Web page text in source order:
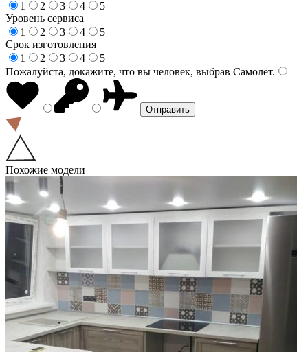
1
2 3 4
5
Уровень сервиса
1
2 3 4
5
Срок изготовления
1
2 3 4
5
Пожалуйста, докажите, что вы человек, выбрав Самолёт.
Похожие модели